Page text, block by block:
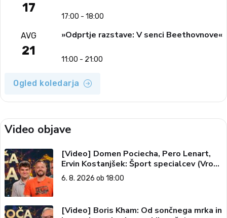
17
17:00 - 18:00
AVG
21
»Odprtje razstave: V senci Beethovnove«
11:00 - 21:00
Ogled koledarja
Video objave
[Video] Domen Pociecha, Pero Lenart,
Ervin Kostanjšek: Šport specialcev (Vroča
tema, 6. 8. 2026)
6. 8. 2026 ob 18:00
[Video] Boris Kham: Od sončnega mrka in